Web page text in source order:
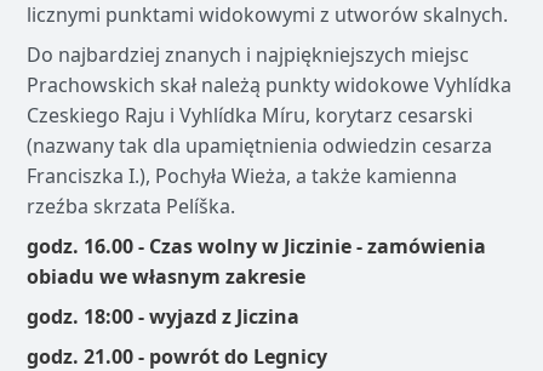
licznymi punktami widokowymi z utworów skalnych.
Do najbardziej znanych i najpiękniejszych miejsc
Prachowskich skał należą punkty widokowe Vyhlídka
Czeskiego Raju i Vyhlídka Míru, korytarz cesarski
(nazwany tak dla upamiętnienia odwiedzin cesarza
Franciszka I.), Pochyła Wieża, a także kamienna
rzeźba skrzata Pelíška.
godz. 16.00 - Czas wolny w Jiczinie - zamówienia
obiadu we własnym zakresie
godz. 18:00 - wyjazd z Jiczina
godz. 21.00 - powrót do Legnicy